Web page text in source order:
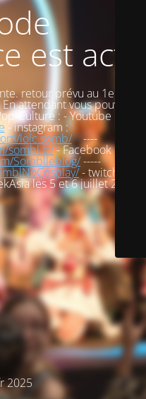
est actif
retour prévu au 1er
attendant vous pouvez
Culture : - Youtube :
- instagram :
loic.somb/----
sombl.fr/- Facebook :
Somblleblog/-----
- twitch : à
les 5 et 6 juillet 2025
2025